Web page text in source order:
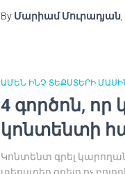
By Մարիամ Մուրադյան,
ԱՄԵՆ ԻՆՉ ՏԵՔՍՏԵՐԻ
4 գործոն, որ
կոնտենտի
Կոնտենտ գրել